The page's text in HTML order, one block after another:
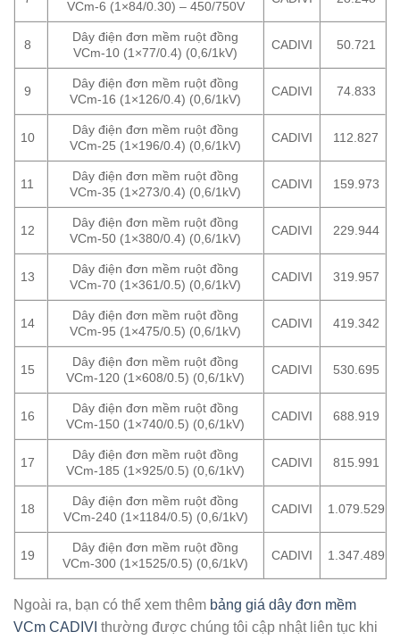
VCm-6 (1×84/0.30) – 450/750V
8
Dây điện đơn mềm ruột đồng
VCm-10 (1×77/0.4) (0,6/1kV)
CADIVI 50.721
9
Dây điện đơn mềm ruột đồng
VCm-16 (1×126/0.4) (0,6/1kV)
CADIVI 74.833
10
Dây điện đơn mềm ruột đồng
VCm-25 (1×196/0.4) (0,6/1kV)
CADIVI 112.827
11
Dây điện đơn mềm ruột đồng
VCm-35 (1×273/0.4) (0,6/1kV)
CADIVI 159.973
12
Dây điện đơn mềm ruột đồng
VCm-50 (1×380/0.4) (0,6/1kV)
CADIVI 229.944
13
Dây điện đơn mềm ruột đồng
VCm-70 (1×361/0.5) (0,6/1kV)
CADIVI 319.957
14
Dây điện đơn mềm ruột đồng
VCm-95 (1×475/0.5) (0,6/1kV)
CADIVI 419.342
15
Dây điện đơn mềm ruột đồng
VCm-120 (1×608/0.5) (0,6/1kV)
CADIVI 530.695
16
Dây điện đơn mềm ruột đồng
VCm-150 (1×740/0.5) (0,6/1kV)
CADIVI 688.919
17
Dây điện đơn mềm ruột đồng
VCm-185 (1×925/0.5) (0,6/1kV)
CADIVI 815.991
18
Dây điện đơn mềm ruột đồng
VCm-240 (1×1184/0.5) (0,6/1kV)
CADIVI 1.079.529
19
Dây điện đơn mềm ruột đồng
VCm-300 (1×1525/0.5) (0,6/1kV)
CADIVI 1.347.489
Ngoài ra, bạn có thể xem thêm bảng giá dây đơn mềm
VCm CADIVI thường được chúng tôi cập nhật liên tục khi